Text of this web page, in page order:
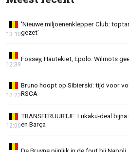
'Nieuwe miljoenenklepper Club:
gezet'
13:10
Fossey, Hautekiet, Epolo: Wilmots
12:39
Bruno hoopt op Sibierski: tijd voor
RSCA
12:22
TRANSFERUURTJE: Lukaku-deal
en Barça
12:00
De Bruyne pijnlijk in de fout bij